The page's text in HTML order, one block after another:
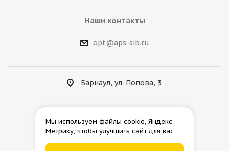
Наши контакты
opt@aps-sib.ru
Барнаул, ул. Попова, 3
2026 © АгроПромСнаб
Мы используем файлы cookie, Яндекс
Метрику, чтобы улучшить сайт для вас